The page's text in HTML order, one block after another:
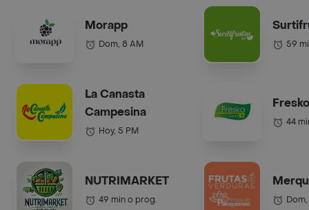
Morapp
Dom, 8 AM
La Canasta
Campesina
Hoy, 5 PM
NUTRIMARKET
49 min o prog.
59
44